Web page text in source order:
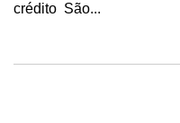
crédito São...